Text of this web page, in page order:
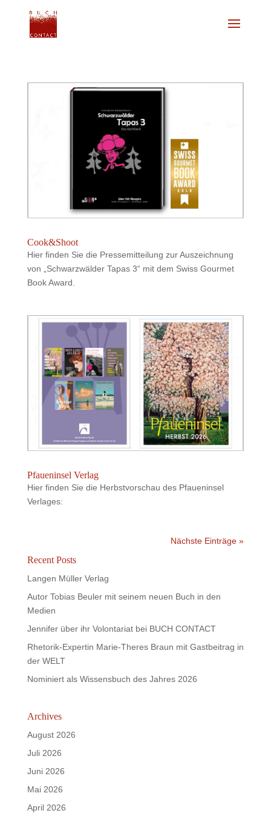
Cook&Shoot
Hier finden Sie die Pressemitteilung zur Auszeichnung
von „Schwarzwälder Tapas 3“ mit dem Swiss Gourmet
Book Award.
Pfaueninsel Verlag
Hier finden Sie die Herbstvorschau des Pfaueninsel
Verlages:
Nächste Einträge »
Recent Posts
Langen Müller Verlag
Autor Tobias Beuler mit seinem neuen Buch in den
Medien
Jennifer über ihr Volontariat bei BUCH CONTACT
Rhetorik-Expertin Marie-Theres Braun mit Gastbeitrag in
der WELT
Nominiert als Wissensbuch des Jahres 2026
Archives
August 2026
Juli 2026
Juni 2026
Mai 2026
April 2026